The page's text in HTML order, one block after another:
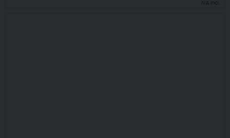
IVA incl.